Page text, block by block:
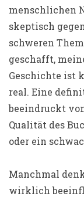
menschlichen
skeptisch
schweren
geschafft,
Geschichte ist
real. Eine
beeindruckt
Qualität des
oder ein
Manchmal
wirklich